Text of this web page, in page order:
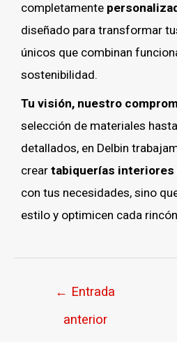
completamente
diseñado para transformar
únicos que combinan
sostenibilidad.
Tu visión, nuestro
selección de materiales
detallados, en Delbin
crear tabiquerías interiores
con tus necesidades, sino
estilo y optimicen cada
← Entrada
anterior